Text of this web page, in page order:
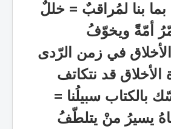
بنا لمُراقبٌ = خللٌ
أمّةًً ويخوّفُ
في زمن الرّدى
الأخلاق قد نتكاتف
بالكتاب سبيلُنا =
يسيرُ منْ يتلطّفُ